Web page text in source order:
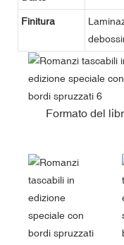
Finitura
Formato del